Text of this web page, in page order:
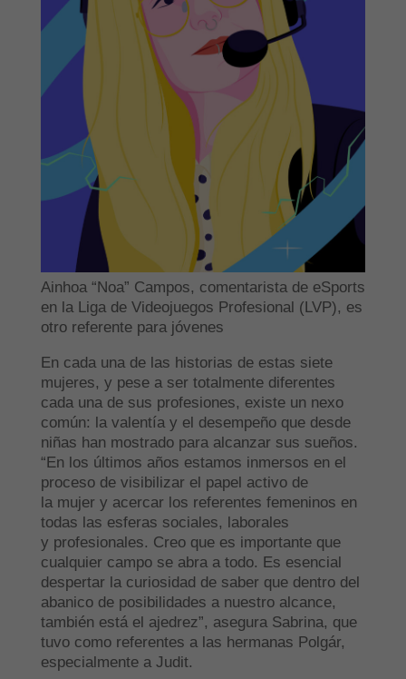
Ainhoa “Noa” Campos, comentarista de eSports
en la Liga de Videojuegos Profesional (LVP), es
otro referente para jóvenes
En cada una de las historias de estas siete
mujeres, y pese a ser totalmente diferentes
cada una de sus profesiones, existe un nexo
común: la valentía y el desempeño que desde
niñas han mostrado para alcanzar sus sueños.
“En los últimos años estamos inmersos en el
proceso de visibilizar el papel activo de
la mujer y acercar los referentes femeninos en
todas las esferas sociales, laborales
y profesionales. Creo que es importante que
cualquier campo se abra a todo. Es esencial
despertar la curiosidad de saber que dentro del
abanico de posibilidades a nuestro alcance,
también está el ajedrez”, asegura Sabrina, que
tuvo como referentes a las hermanas Polgár,
especialmente a Judit.